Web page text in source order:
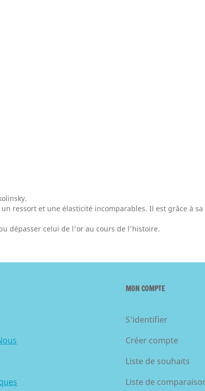
ressort et une élasticité incomparables. Il est grâce à
dépasser celui de l'or au cours de l'histoire.
MON COMPTE
S'identifier
Créer compte
Liste de souhaits
Liste de